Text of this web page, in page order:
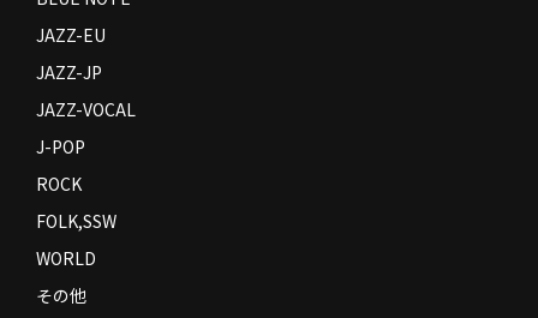
JAZZ-EU
JAZZ-JP
JAZZ-VOCAL
J-POP
ROCK
FOLK,SSW
WORLD
その他